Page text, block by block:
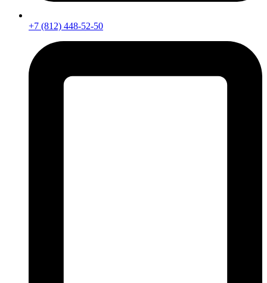
+7 (812) 448-52-50